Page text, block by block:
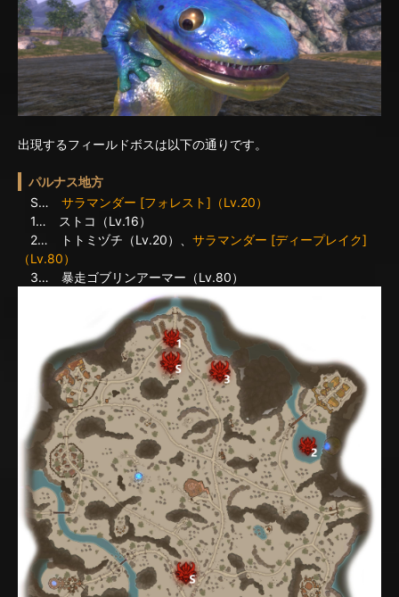
出現するフィールドボスは以下の通りです。
パルナス地方
S… サラマンダー [フォレスト]（Lv.20）
1… ストコ（Lv.16）
2… トトミヅチ（Lv.20）、 サラマンダー [ディープレイク]
（Lv.80）
3… 暴走ゴブリンアーマー（Lv.80）